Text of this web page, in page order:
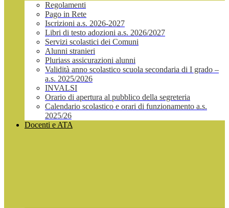
Regolamenti
Pago in Rete
Iscrizioni a.s. 2026-2027
Libri di testo adozioni a.s. 2026/2027
Servizi scolastici dei Comuni
Alunni stranieri
Pluriass assicurazioni alunni
Validità anno scolastico scuola secondaria di I grado –
a.s. 2025/2026
INVALSI
Orario di apertura al pubblico della segreteria
Calendario scolastico e orari di funzionamento a.s.
2025/26
Docenti e ATA